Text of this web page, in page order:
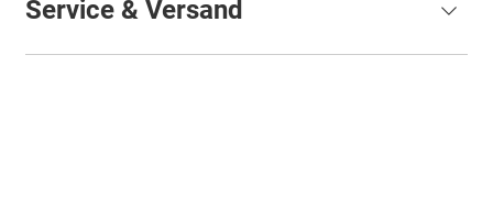
Service & Versand